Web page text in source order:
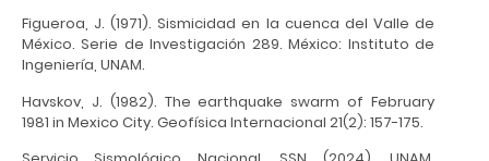
Figueroa, J. (1971). Sismicidad en la cuenca del Valle de
México. Serie de Investigación 289. México: Instituto de
Ingeniería, UNAM.
Havskov, J. (1982). The earthquake swarm of February
1981 in Mexico City. Geofísica Internacional 21(2): 157-175.